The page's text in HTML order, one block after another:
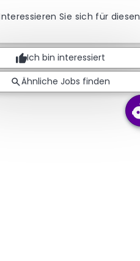
Sie sich für diesen
Ich bin interessiert
Ähnliche Jobs finden